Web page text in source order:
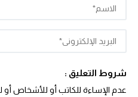
شروط التعليق :
عدم الإساءة للكاتب أو للأشخاص أو